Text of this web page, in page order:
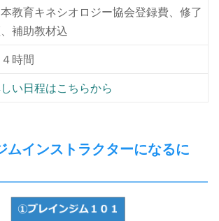
本教育キネシオロジー協会登録費、修了
補助教材込
４時間
い日程はこちらから
ムインストラクターになるに